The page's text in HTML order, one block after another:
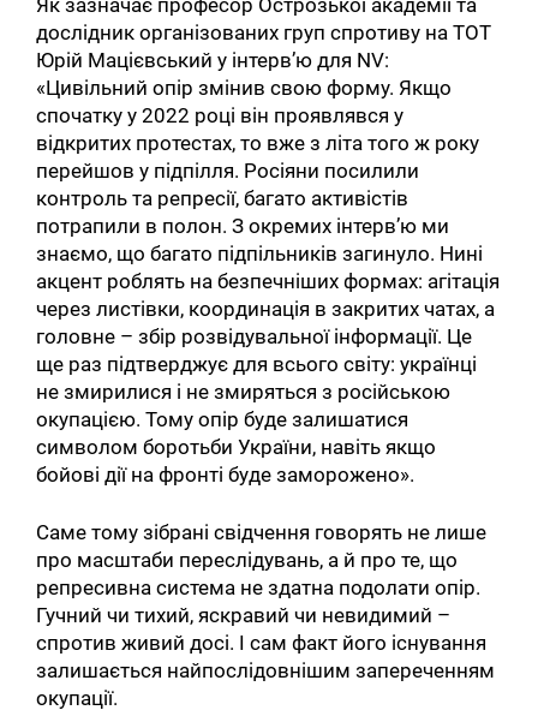
Як зазначає професор Острозької академії та
дослідник організованих груп спротиву на ТОТ
Юрій Мацієвський у інтерв’ю для NV:
«Цивільний опір змінив свою форму. Якщо
спочатку у 2022 році він проявлявся у
відкритих протестах, то вже з літа того ж року
перейшов у підпілля. Росіяни посилили
контроль та репресії, багато активістів
потрапили в полон. З окремих інтерв’ю ми
знаємо, що багато підпільників загинуло. Нині
акцент роблять на безпечніших формах: агітація
через листівки, координація в закритих чатах, а
головне – збір розвідувальної інформації. Це
ще раз підтверджує для всього світу: українці
не змирилися і не змиряться з російською
окупацією. Тому опір буде залишатися
символом боротьби України, навіть якщо
бойові дії на фронті буде заморожено».
Саме тому зібрані свідчення говорять не лише
про масштаби переслідувань, а й про те, що
репресивна система не здатна подолати опір.
Гучний чи тихий, яскравий чи невидимий –
спротив живий досі. І сам факт його існування
залишається найпослідовнішим запереченням
окупації.